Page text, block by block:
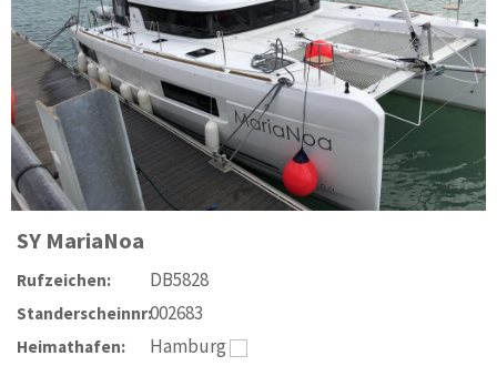
SY MariaNoa
Rufzeichen: DB5828
Standerscheinnr:002683
Heimathafen: Hamburg